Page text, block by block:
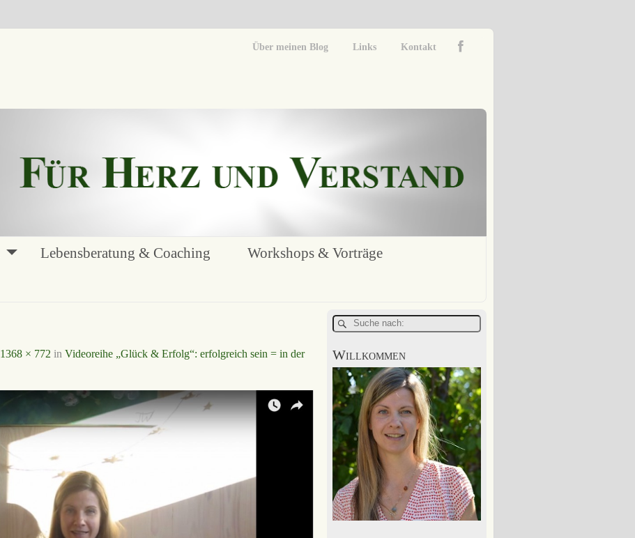
Über meinen Blog Links Kontakt
Lebensberatung & Coaching
Workshops & Vorträge
1368 × 772 inVideoreihe „Glück & Erfolg“: erfolgreich sein = in der
Willkommen